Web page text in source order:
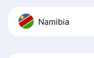
Namibia